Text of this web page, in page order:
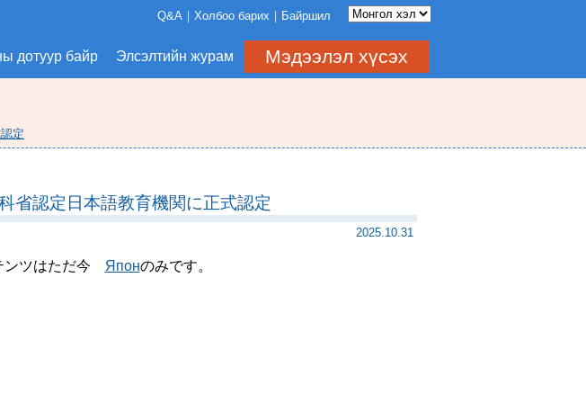
дотуур байр Элсэлтийн журам Мэдээлэл хүсэх
Q&A Холбоо барих Байршил
定
省認定日本語教育機関に正式認定
2025.10.31
ンツはただ今 Японのみです。